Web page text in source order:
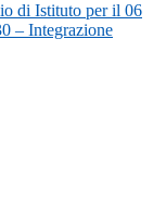
di Istituto per il 06
– Integrazione